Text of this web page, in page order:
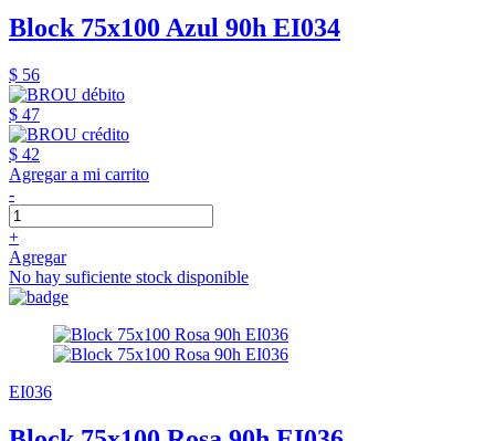
Block 75x100 Azul 90h EI034
$ 56
$ 47
$ 42
Agregar a mi carrito
-
+
Agregar
No hay suficiente stock disponible
EI036